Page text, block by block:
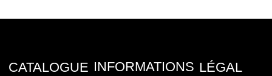
CATALOGUE INFORMATIONS LÉGAL